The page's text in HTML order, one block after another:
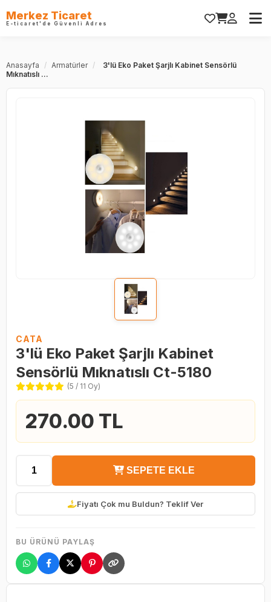
Merkez Ticaret
E-ticaret'de Güvenli Adres
Anasayfa / Armatürler /
3'lü Eko Paket Şarjlı Kabinet Sensörlü
Mıknatıslı ...
CATA
3'lü Eko Paket Şarjlı Kabinet
Sensörlü Mıknatıslı Ct-5180
(5 / 11 Oy)
270.00 TL
SEPETE EKLE
Fiyatı Çok mu Buldun? Teklif Ver
BU ÜRÜNÜ PAYLAŞ